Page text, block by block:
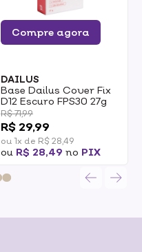
Compre agora
DAILUS
Base Dailus Cover Fix
D12 Escuro FPS30 27g
R$ 71,99
R$ 29,99
ou 1x de R$ 28,49
ou R$ 28,49 no PIX